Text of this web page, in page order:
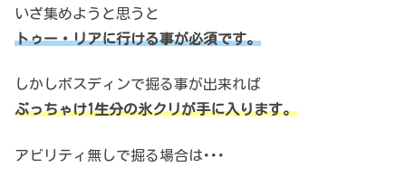
いざ集めようと思うと
トゥー・リアに行ける事が必須です。
しかしボスディンで掘る事が出来れば
ぶっちゃけ1生分の氷クリが手に入ります。
アビリティ無しで掘る場合は･･･